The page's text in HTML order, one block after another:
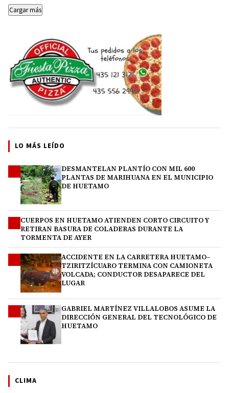
Cargar más
LO MÁS LEÍDO
DESMANTELAN PLANTÍO CON MIL 600
PLANTAS DE MARIHUANA EN EL MUNICIPIO
DE HUETAMO
CUERPOS EN HUETAMO ATIENDEN CORTO CIRCUITO Y
RETIRAN BASURA DE COLADERAS DURANTE LA
TORMENTA DE AYER
ACCIDENTE EN LA CARRETERA HUETAMO–
TZIRITZÍCUARO TERMINA CON CAMIONETA
VOLCADA; CONDUCTOR DESAPARECE DEL
LUGAR
GABRIEL MARTÍNEZ VILLALOBOS ASUME LA
DIRECCIÓN GENERAL DEL TECNOLÓGICO DE
HUETAMO
CLIMA